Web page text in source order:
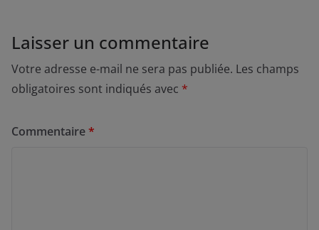
Laisser un commentaire
Votre adresse e-mail ne sera pas publiée. Les champs
obligatoires sont indiqués avec *
Commentaire*